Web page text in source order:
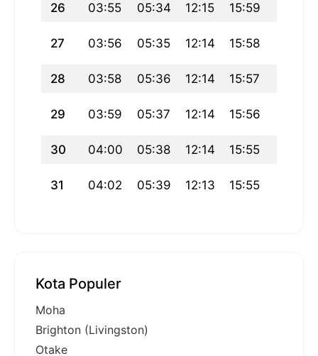
26 03:55 05:34 12:15 15:59
27 03:56 05:35 12:14 15:58
28 03:58 05:36 12:14 15:57
29 03:59 05:37 12:14 15:56
30 04:00 05:38 12:14 15:55
31 04:02 05:39 12:13 15:55
Kota Populer
Moha
Brighton (Livingston)
Otake